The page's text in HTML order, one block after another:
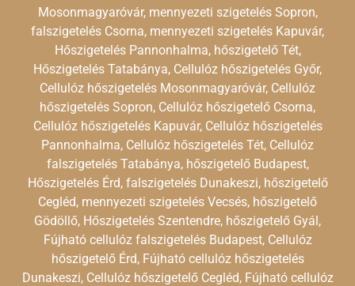
Mosonmagyaróvár, mennyezeti szigetelés Sopron,
falszigetelés Csorna, mennyezeti szigetelés Kapuvár,
Hőszigetelés Pannonhalma, hőszigetelő Tét,
Hőszigetelés Tatabánya, Cellulóz hőszigetelés Győr,
Cellulóz hőszigetelés Mosonmagyaróvár, Cellulóz
hőszigetelés Sopron, Cellulóz hőszigetelő Csorna,
Cellulóz hőszigetelés Kapuvár, Cellulóz hőszigetelés
Pannonhalma, Cellulóz hőszigetelés Tét, Cellulóz
falszigetelés Tatabánya, hőszigetelő Budapest,
Hőszigetelés Érd, falszigetelés Dunakeszi, hőszigetelő
Cegléd, mennyezeti szigetelés Vecsés, hőszigetelő
Gödöllő, Hőszigetelés Szentendre, hőszigetelő Gyál,
Fújható cellulóz falszigetelés Budapest, Cellulóz
hőszigetelő Érd, Fújható cellulóz hőszigetelés
Dunakeszi, Cellulóz hőszigetelő Cegléd, Fújható cellulóz